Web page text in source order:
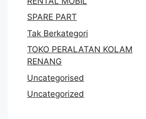
SPARE PART
Tak Berkategori
TOKO PERALATAN KOLAM
RENANG
Uncategorised
Uncategorized